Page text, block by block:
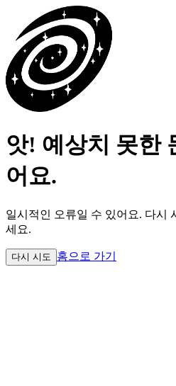
앗! 예상치 못한
어요.
일시적인 오류일 수 있어요. 다시
세요.
다시 시도 홈으로 가기